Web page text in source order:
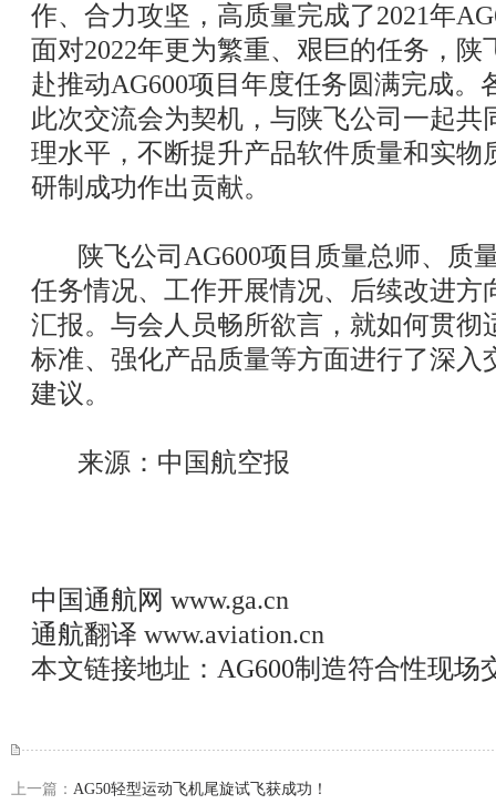
作、合力攻坚，高质量完成了2021年
面对2022年更为繁重、艰巨的任务，
赴推动AG600项目年度任务圆满完成。
此次交流会为契机，与陕飞公司一起共
理水平，不断提升产品软件质量和实物
研制成功作出贡献。
陕飞公司AG600项目质量总师、质
任务情况、工作开展情况、后续改进方
汇报。与会人员畅所欲言，就如何贯彻
标准、强化产品质量等方面进行了深入
建议。
来源：中国航空报
中国通航网 www.ga.cn
通航翻译 www.aviation.cn
本文链接地址： AG600制造符合性现场
上一篇： AG50轻型运动飞机尾旋试飞获成功！